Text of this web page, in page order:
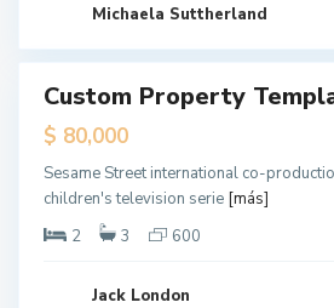
Michaela Suttherland
y
Custom Property
$ 80,000
Sesame Street international co-
children's television serie [más]
2
3 600
Jack London
H
i
g
h
t
s
,
J
e
s
e